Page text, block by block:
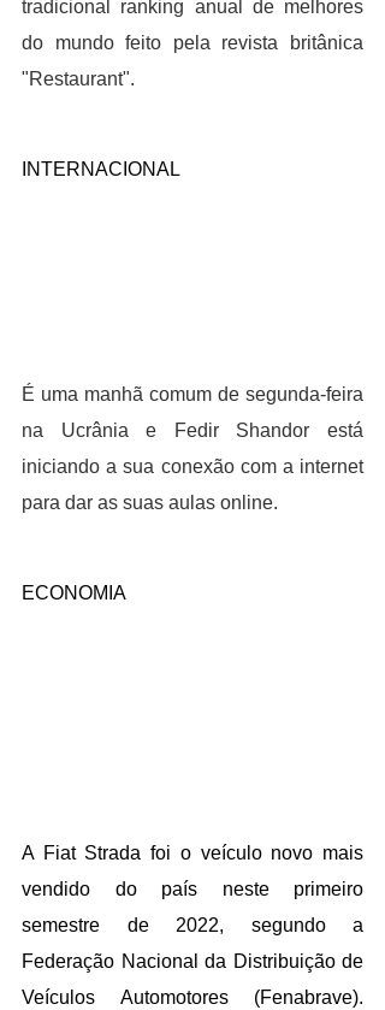
tradicional ranking anual de melhores
do mundo feito pela revista britânica
"Restaurant".
INTERNACIONAL
É uma manhã comum de segunda-feira
na Ucrânia e Fedir Shandor está
iniciando a sua conexão com a internet
para dar as suas aulas online.
ECONOMIA
A Fiat Strada foi o veículo novo mais
vendido do país neste primeiro
semestre de 2022, segundo a
Federação Nacional da Distribuição de
Veículos Automotores (Fenabrave).